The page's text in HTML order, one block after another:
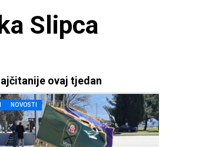
Slipca
ovaj tjedan
NOVOSTI